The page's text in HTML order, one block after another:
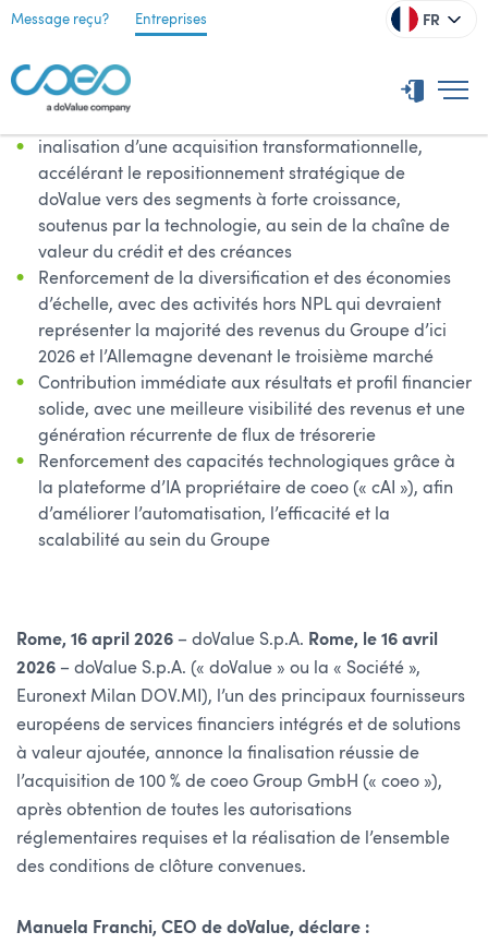
Message reçu? Entreprises FR
inalisation d’une acquisition transformationnelle,
accélérant le repositionnement stratégique de
doValue vers des segments à forte croissance,
soutenus par la technologie, au sein de la chaîne de
valeur du crédit et des créances
Renforcement de la diversification et des économies
d’échelle, avec des activités hors NPL qui devraient
représenter la majorité des revenus du Groupe d’ici
2026 et l’Allemagne devenant le troisième marché
Contribution immédiate aux résultats et profil financier
solide, avec une meilleure visibilité des revenus et une
génération récurrente de flux de trésorerie
Renforcement des capacités technologiques grâce à
la plateforme d’IA propriétaire de coeo (« cAI »), afin
d’améliorer l’automatisation, l’efficacité et la
scalabilité au sein du Groupe
Rome, 16 april 2026 – doValue S.p.A. Rome, le 16 avril
2026 – doValue S.p.A. (« doValue » ou la « Société »,
Euronext Milan DOV.MI), l’un des principaux fournisseurs
européens de services financiers intégrés et de solutions
à valeur ajoutée, annonce la finalisation réussie de
l’acquisition de 100 % de coeo Group GmbH (« coeo »),
après obtention de toutes les autorisations
réglementaires requises et la réalisation de l’ensemble
des conditions de clôture convenues.
Manuela Franchi, CEO de doValue, déclare :